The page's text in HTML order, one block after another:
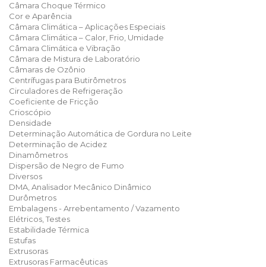
Câmara Choque Térmico
Cor e Aparência
Câmara Climática – Aplicações Especiais
Câmara Climática – Calor, Frio, Umidade
Câmara Climática e Vibração
Câmara de Mistura de Laboratório
Câmaras de Ozônio
Centrífugas para Butirômetros
Circuladores de Refrigeração
Coeficiente de Fricção
Crioscópio
Densidade
Determinação Automática de Gordura no Leite
Determinação de Acidez
Dinamômetros
Dispersão de Negro de Fumo
Diversos
DMA, Analisador Mecânico Dinâmico
Durômetros
Embalagens - Arrebentamento / Vazamento
Elétricos, Testes
Estabilidade Térmica
Estufas
Extrusoras
Extrusoras Farmacêuticas